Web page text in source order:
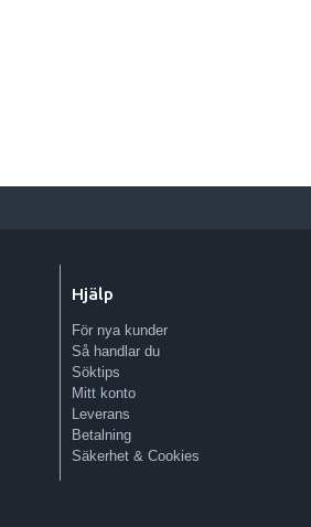
Hjälp
För nya kunder
Så handlar du
Söktips
Mitt konto
Leverans
Betalning
Säkerhet & Cookies